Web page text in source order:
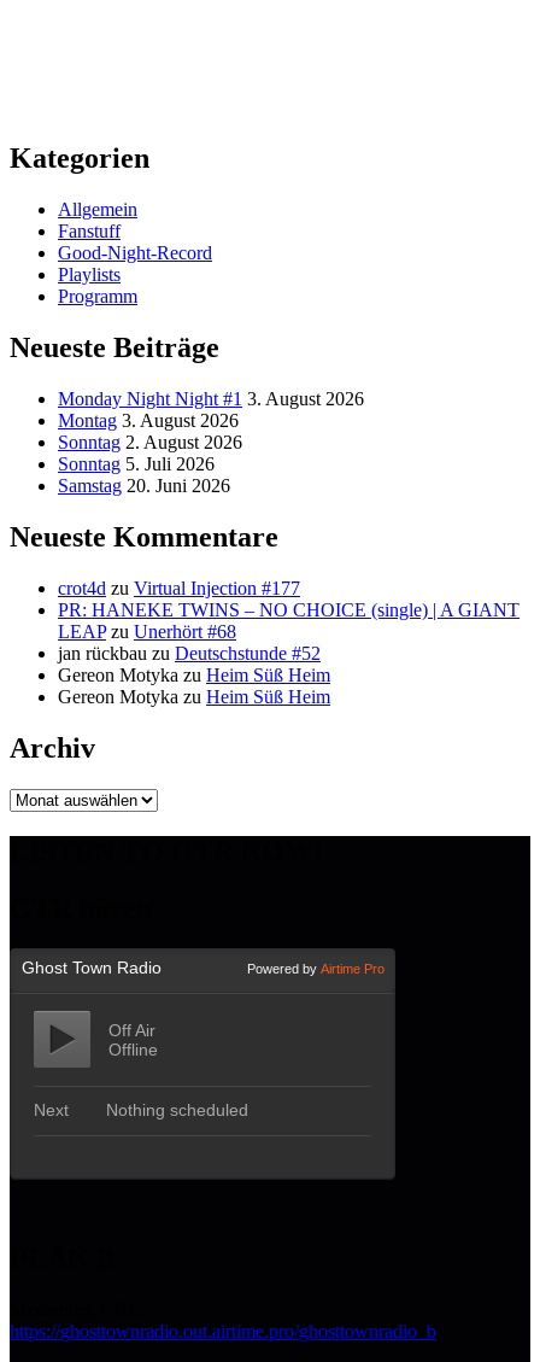
Kategorien
Allgemein
Fanstuff
Good-Night-Record
Playlists
Programm
Neueste Beiträge
Monday Night Night #1 3. August 2026
Montag 3. August 2026
Sonntag 2. August 2026
Sonntag 5. Juli 2026
Samstag 20. Juni 2026
Neueste Kommentare
crot4d zu Virtual Injection #177
PR: HANEKE TWINS – NO CHOICE (single) | A GIANT
LEAPzu Unerhört #68
jan rückbau zu Deutschstunde #52
Gereon Motyka zu Heim Süß Heim
Gereon Motyka zu Heim Süß Heim
Archiv
Archiv
https://ghosttownradio.out.airtime.pro/ghosttownradio_b